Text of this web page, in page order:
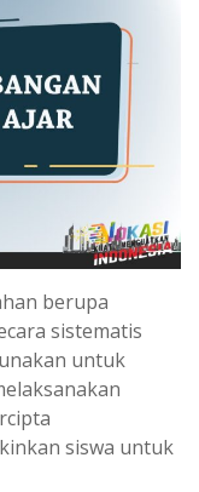
berupa
sistematis
untuk
siswa untuk